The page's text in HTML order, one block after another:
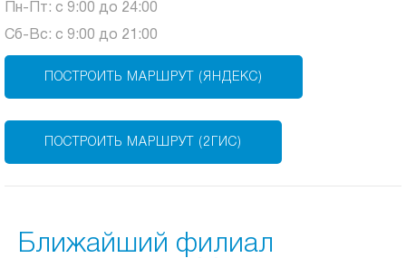
Пн-Пт: с 9:00 до 24:00
Сб-Вс: с 9:00 до 21:00
ПОСТРОИТЬ МАРШРУТ (ЯНДЕКС)
ПОСТРОИТЬ МАРШРУТ (2ГИС)
Ближайший филиал